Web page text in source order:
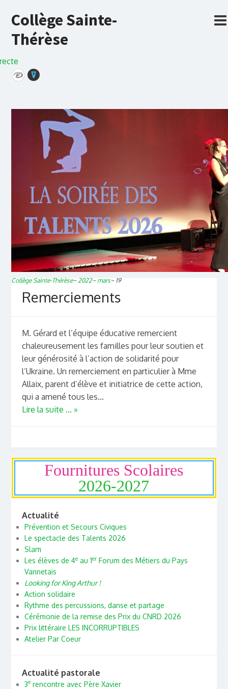
Collège Sainte-
Thérèse
⊽
Collège Sainte-Thérèse~ 2022~ mars~ 19
Remerciements
M. Gérard et l’équipe éducative remercient
chaleureusement les familles pour leur soutien et
leur générosité à l’action de solidarité pour
l’Ukraine. Un remerciement en particulier à Mme
Allaix, parent d’élève et initiatrice de cette action,
qui a amené tous les...
Lire la suite ... »
Fournitures Scolaires
2026-2027
Actualité
Prévention et Secours Civiques
Le spectacle des Talents 2026
Slam
Les élèves de 4eau 1erForum des Métiers du Pays
Vannetais
Looking for King Arthur !
Action solidaire
Rythme des percussions, danse et partage
Cérémonie de la remise des Prix du CNRD 2026
Prix littéraire LES INCORRUPTIBLES
Atelier Par Coeur
Actualité pastorale
3erencontre avec Père Xavier